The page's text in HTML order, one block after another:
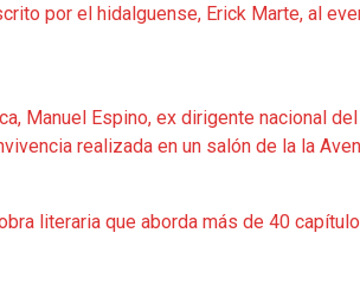
por el hidalguense, Erick Marte, al
Manuel Espino, ex dirigente nacional
realizada en un salón de la la
literaria que aborda más de 40